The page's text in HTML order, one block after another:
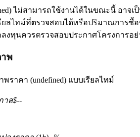
ไม่สามารถใช้งานได้ในขณะนี้ อา
ลไทม์ที่ตรวจสอบได้หรือปริมาณการซื้
งทุนควรตรวจสอบประกาศโครงการอ
พ
ราคา (undefined) แบบเรียลไทม์
าล$--